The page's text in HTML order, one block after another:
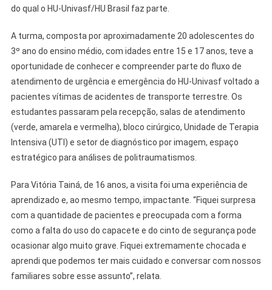
do qual o HU-Univasf/HU Brasil faz parte.
A turma, composta por aproximadamente 20 adolescentes do
3º ano do ensino médio, com idades entre 15 e 17 anos, teve a
oportunidade de conhecer e compreender parte do fluxo de
atendimento de urgência e emergência do HU-Univasf voltado a
pacientes vítimas de acidentes de transporte terrestre. Os
estudantes passaram pela recepção, salas de atendimento
(verde, amarela e vermelha), bloco cirúrgico, Unidade de Terapia
Intensiva (UTI) e setor de diagnóstico por imagem, espaço
estratégico para análises de politraumatismos.
Para Vitória Tainá, de 16 anos, a visita foi uma experiência de
aprendizado e, ao mesmo tempo, impactante. “Fiquei surpresa
com a quantidade de pacientes e preocupada com a forma
como a falta do uso do capacete e do cinto de segurança pode
ocasionar algo muito grave. Fiquei extremamente chocada e
aprendi que podemos ter mais cuidado e conversar com nossos
familiares sobre esse assunto”, relata.